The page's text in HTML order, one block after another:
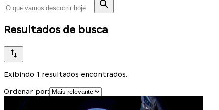
Resultados de busca
Exibindo 1 resultados encontrados.
Ordenar por: